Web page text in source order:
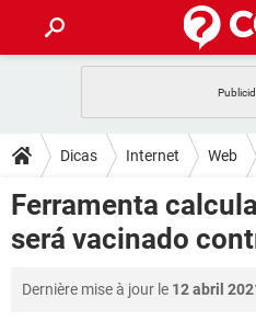
CELULAR
OUTLOOK
INSTAGRAM
DICAS
JOGOS
CELULAR
INSTAGRAM
DOWNLOADS
JOGOS
FÓRUM
JOGOS
Dicas Internet Web
Ferramenta
será vacinado
Dernière mise à jour le 12 abril